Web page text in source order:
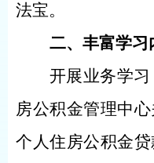
法宝。
二、丰富学习
开展业务学
房公积金管理中
个人住房公积金贷